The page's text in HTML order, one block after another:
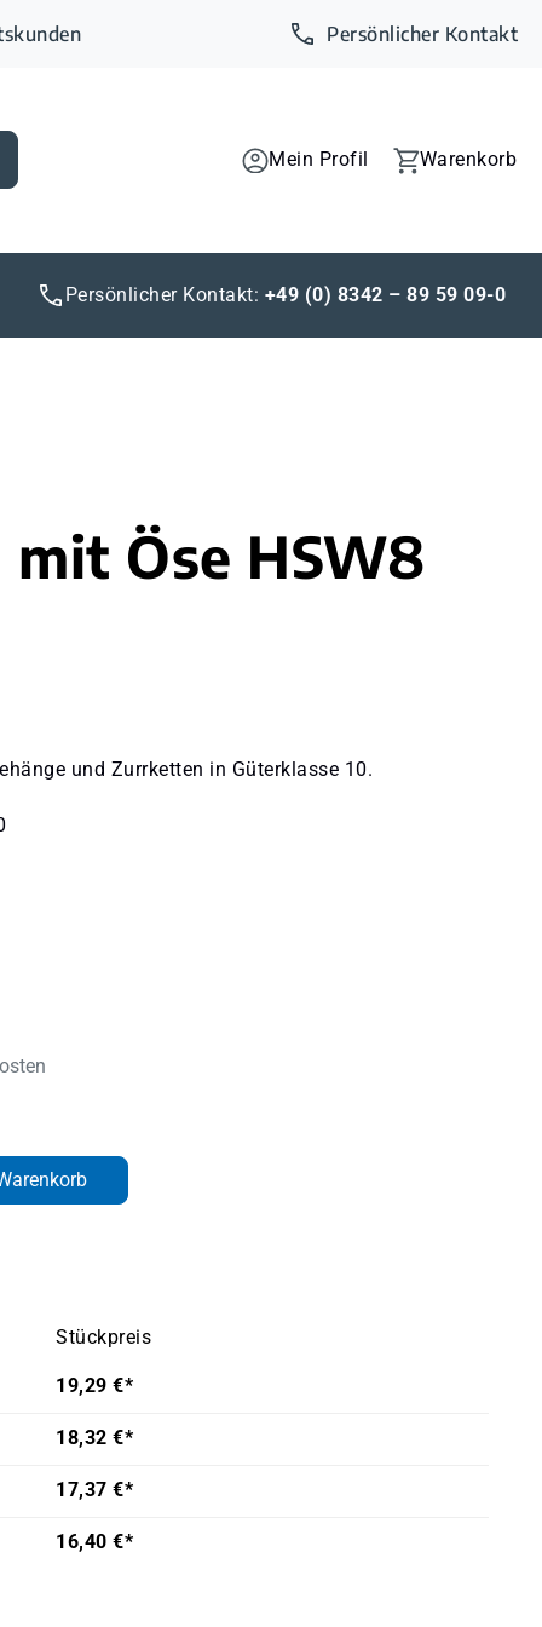
Persönlicher Kontakt
Mein Profil Warenkorb
Persönlicher Kontakt: +49 (0) 8342 – 89 59 09-0
Öse HSW8
und Zurrketten in Güterklasse 10.
gewünschten Wert ein oder
Stückpreis
19,29 €*
18,32 €*
17,37 €*
16,40 €*